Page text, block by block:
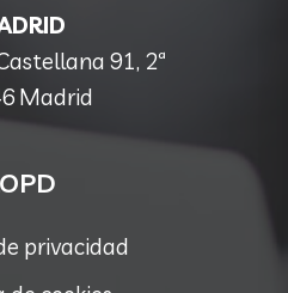
91, 2ª
Madrid
privacidad